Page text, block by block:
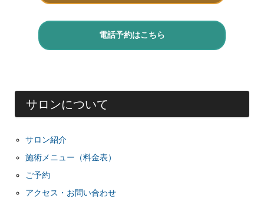
電話予約はこちら
サロンについて
サロン紹介
施術メニュー（料金表）
ご予約
アクセス・お問い合わせ